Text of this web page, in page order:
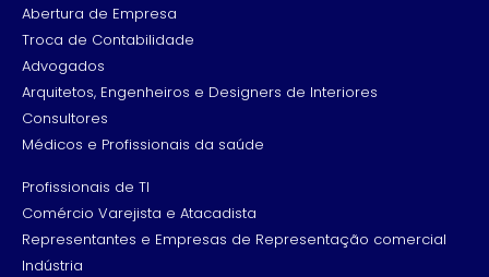
Abertura de Empresa
Troca de Contabilidade
Advogados
Arquitetos, Engenheiros e Designers de Interiores
Consultores
Médicos e Profissionais da saúde
Profissionais de TI
Comércio Varejista e Atacadista
Representantes e Empresas de Representação comercial
Indústria